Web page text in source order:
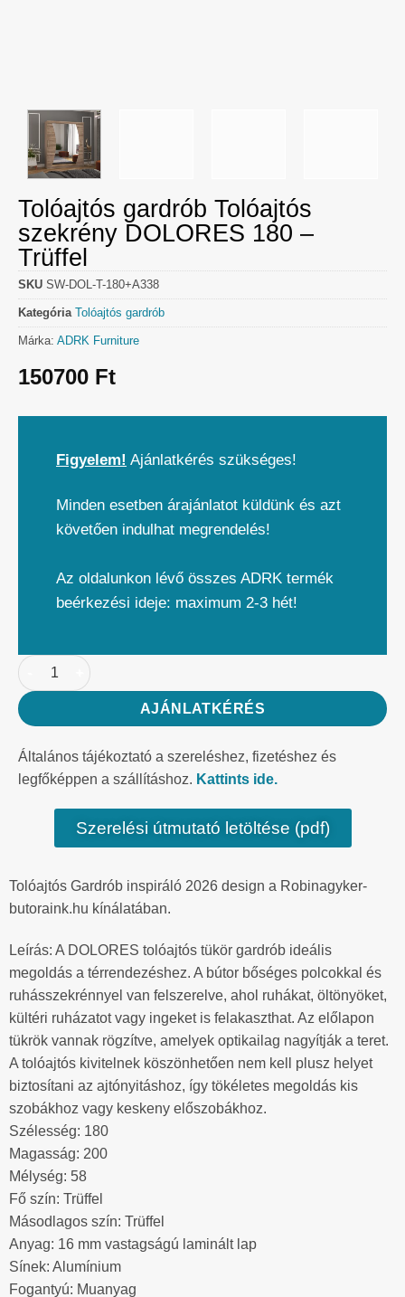
Tolóajtós gardrób Tolóajtós
szekrény DOLORES 180 –
Trüffel
SKU SW-DOL-T-180+A338
Kategória Tolóajtós gardrób
Márka: ADRK Furniture
150700 Ft
Figyelem! Ajánlatkérés szükséges!
Minden esetben árajánlatot küldünk és azt
követően indulhat megrendelés!
Az oldalunkon lévő összes ADRK termék
beérkezési ideje: maximum 2-3 hét!
AJÁNLATKÉRÉS
Általános tájékoztató a szereléshez, fizetéshez és
legfőképpen a szállításhoz. Kattints ide.
Szerelési útmutató letöltése (pdf)
Tolóajtós Gardrób inspiráló 2026 design a Robinagyker-
butoraink.hu kínálatában.
Leírás: A DOLORES tolóajtós tükör gardrób ideális
megoldás a térrendezéshez. A bútor bőséges polcokkal és
ruhásszekrénnyel van felszerelve, ahol ruhákat, öltönyöket,
kültéri ruházatot vagy ingeket is felakaszthat. Az előlapon
tükrök vannak rögzítve, amelyek optikailag nagyítják a teret.
A tolóajtós kivitelnek köszönhetően nem kell plusz helyet
biztosítani az ajtónyitáshoz, így tökéletes megoldás kis
szobákhoz vagy keskeny előszobákhoz.
Szélesség: 180
Magasság: 200
Mélység: 58
Fő szín: Trüffel
Másodlagos szín: Trüffel
Anyag: 16 mm vastagságú laminált lap
Sínek: Alumínium
Fogantyú: Muanyag